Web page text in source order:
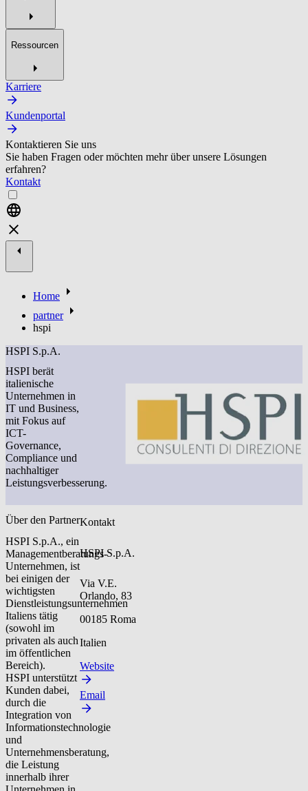
Ressourcen
Karriere
Kundenportal
Kontaktieren Sie uns
Sie haben Fragen oder möchten mehr über unsere Lösungen
erfahren?
Kontakt
Home
partner
hspi
HSPI S.p.A.
HSPI berät
italienische
Unternehmen in
IT und Business,
mit Fokus auf
ICT-
Governance,
Compliance und
nachhaltiger
Leistungsverbesserung.
Über den Partner
HSPI S.p.A., ein
Managementberatungs-
Unternehmen, ist
bei einigen der
wichtigsten
Dienstleistungsunternehmen
Italiens tätig
(sowohl im
privaten als auch
im öffentlichen
Bereich).
HSPI unterstützt
Kunden dabei,
durch die
Integration von
Informationstechnologie
und
Unternehmensberatung,
die Leistung
innerhalb ihrer
Kontakt
HSPI S.p.A.
Via V.E.
Orlando, 83
00185 Roma
Italien
Website
Email